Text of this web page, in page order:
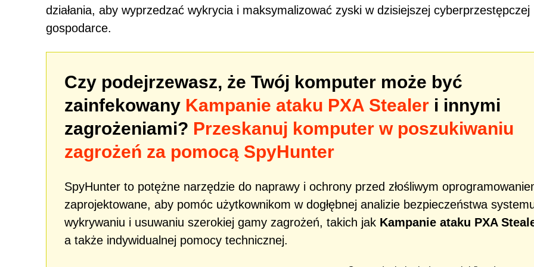
działania, aby wyprzedzać wykrycia i maksymalizować zyski w dzisiejszej cyberprzestępczej
gospodarce.
Czy podejrzewasz, że Twój komputer może być
zainfekowany Kampanie ataku PXA Stealer i innymi
zagrożeniami? Przeskanuj komputer w poszukiwaniu
zagrożeń za pomocą SpyHunter
SpyHunter to potężne narzędzie do naprawy i ochrony przed złośliwym
zaprojektowane, aby pomóc użytkownikom w dogłębnej analizie bezpieczeństwa
wykrywaniu i usuwaniu szerokiej gamy zagrożeń, takich jak Kampanie ataku PXA
a także indywidualnej pomocy technicznej.